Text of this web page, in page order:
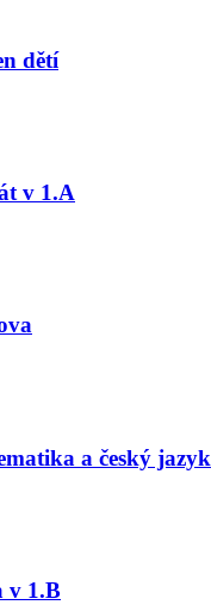
dětí
v 1.A
a český jazyk
v 1.B